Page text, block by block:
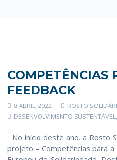
COMPETÊNCIAS
FEEDBACK
8 ABRIL, 2022
ROSTO
DESENVOLVIMENTO SUSTENTÁVEL,
No início deste ano, a Rosto
projeto – Competências para a